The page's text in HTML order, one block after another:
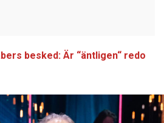
besked: Är “äntligen“ redo